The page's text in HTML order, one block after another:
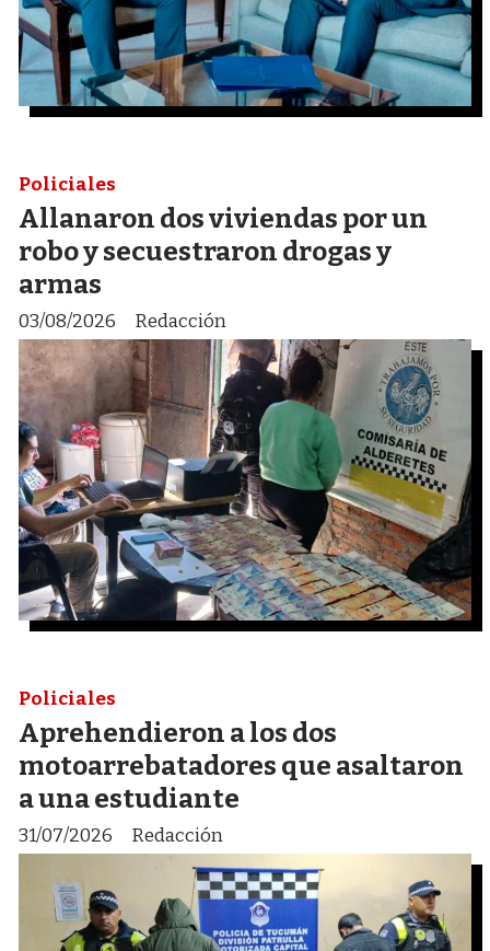
Allanaron dos viviendas por un
robo y secuestraron drogas y
armas
Redacción
Policiales
03/08/2026
Aprehendieron a los dos
motoarrebatadores que asaltaron
a una estudiante
Redacción
Policiales
31/07/2026